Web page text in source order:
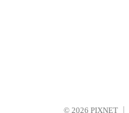
© 2026 PIXNET